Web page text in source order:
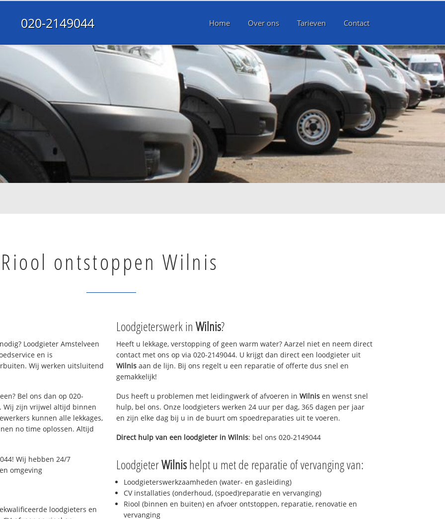
020-2149044 Home Over ons Tarieven Contact
Riool ontstoppen Wilnis
Loodgieter Amstelveen
en is
Wij werken uitsluitend
Bel ons dan op 020-
Wij zijn vrijwel altijd binnen
kunnen alle lekkages,
no time oplossen. Altijd
Wij hebben 24/7
omgeving
loodgieters en
Loodgieterswerk in Wilnis?
Heeft u lekkage, verstopping of geen warm water? Aarzel niet en neem direct
contact met ons op via 020-2149044. U krijgt dan direct een loodgieter uit
Wilnis aan de lijn. Bij ons regelt u een reparatie of offerte dus snel en
gemakkelijk!
Dus heeft u problemen met leidingwerk of afvoeren in Wilnis en wenst snel
hulp, bel ons. Onze loodgieters werken 24 uur per dag, 365 dagen per jaar
en zijn elke dag bij u in de buurt om spoedreparaties uit te voeren.
Direct hulp van een loodgieter in Wilnis: bel ons 020-2149044
LoodgieterWilnishelpt u met de reparatie of vervanging van:
Loodgieterswerkzaamheden (water- en gasleiding)
CV installaties (onderhoud, (spoed)reparatie en vervanging)
Riool (binnen en buiten) en afvoer ontstoppen, reparatie, renovatie en
vervanging